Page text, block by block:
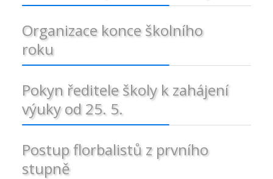
Organizace konce školního
roku
Pokyn ředitele školy k zahájení
výuky od 25. 5.
Postup florbalistů z prvního
stupně